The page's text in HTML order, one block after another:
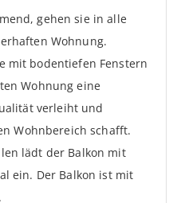
gehen sie in alle
Wohnung.
mit bodentiefen Fenstern
Wohnung eine
verleiht und
Wohnbereich schafft.
lädt der Balkon mit
ein. Der Balkon ist mit